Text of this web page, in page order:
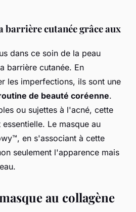
barrière cutanée grâce aux
dans ce soin de la peau
barrière cutanée. En
les imperfections, ils sont une
de beauté coréenne.
ou sujettes à l'acné, cette
Le masque au
en s'associant à cette
seulement l'apparence mais
au collagène